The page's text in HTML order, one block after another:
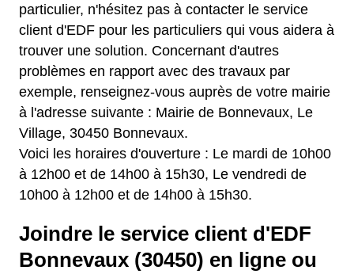
particulier, n'hésitez pas à contacter le service
client d'EDF pour les particuliers qui vous aidera à
trouver une solution. Concernant d'autres
problèmes en rapport avec des travaux par
exemple, renseignez-vous auprès de votre mairie
à l'adresse suivante : Mairie de Bonnevaux, Le
Village, 30450 Bonnevaux.
Voici les horaires d'ouverture : Le mardi de 10h00
à 12h00 et de 14h00 à 15h30, Le vendredi de
10h00 à 12h00 et de 14h00 à 15h30.
Joindre le service client d'EDF
Bonnevaux (30450) en ligne ou